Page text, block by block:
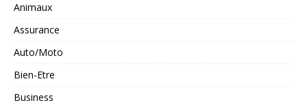
Animaux
Assurance
Auto/Moto
Bien-Etre
Business